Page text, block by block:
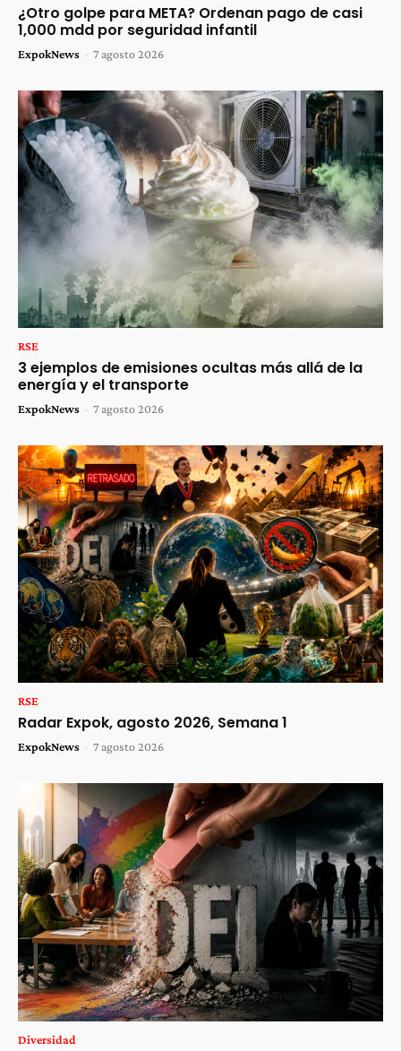
¿Otro golpe para META? Ordenan pago de casi
1,000 mdd por seguridad infantil
ExpokNews - 7 agosto 2026
RSE
3 ejemplos de emisiones ocultas más allá de la
energía y el transporte
ExpokNews - 7 agosto 2026
RSE
Radar Expok, agosto 2026, Semana 1
ExpokNews - 7 agosto 2026
Diversidad